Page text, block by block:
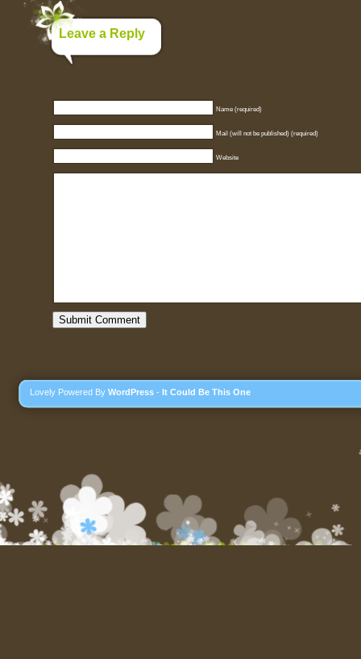
Leave a Reply
Name (required)
Mail (will not be published) (required)
Website
Lovely Powered By WordPress - It Could Be This One